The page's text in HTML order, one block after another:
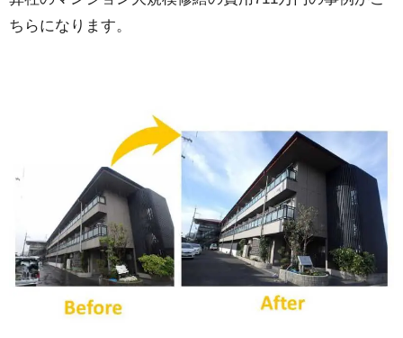
ちらになります。